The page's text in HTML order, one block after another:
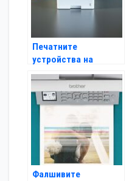
Печатните
устройства на
Brother с награда iF
DESIGN 2024 вече се
предлагат в
България
Фалшивите